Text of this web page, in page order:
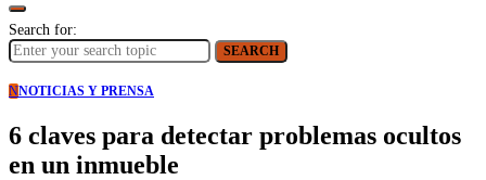
Search for:
SEARCH
NNOTICIAS Y PRENSA
6 claves para detectar problemas ocultos
en un inmueble